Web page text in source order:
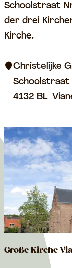
h
r
t
h
-
R
f
r
m
i
Schoolstraat
der drei
Kirche.
Christelijke
Schoolstraat
4132 BL
Große Kirche